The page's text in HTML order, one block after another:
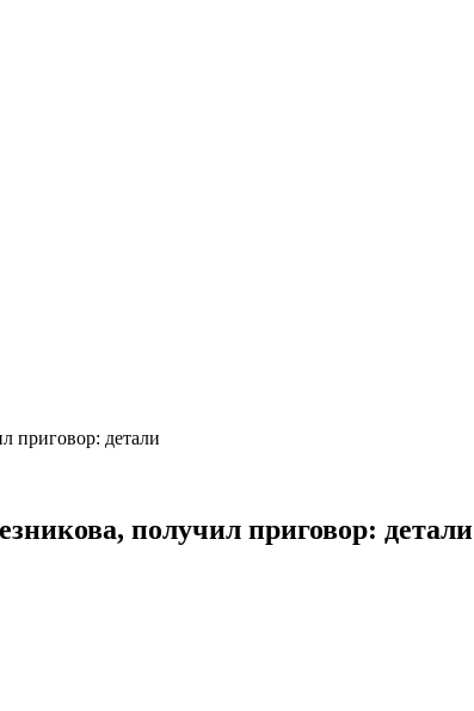
приговор: детали
получил приговор: детали